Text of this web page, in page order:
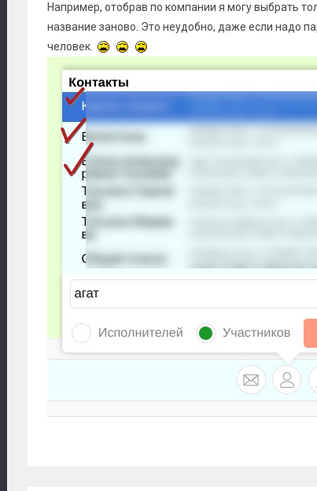
Например, отобрав по компании я могу выбрать
название заново. Это неудобно, даже если надо
человек.